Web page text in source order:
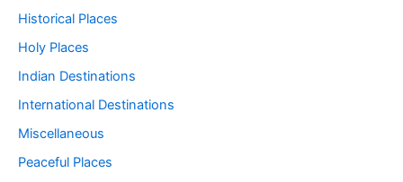
Historical Places
Holy Places
Indian Destinations
International Destinations
Miscellaneous
Peaceful Places